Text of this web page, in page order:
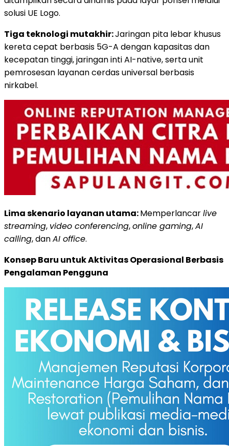
solusi UE Logo.
Tiga teknologi mutakhir:Jaringan pita lebar khusus
kereta cepat berbasis 5G-A dengan kapasitas dan
kecepatan tinggi, jaringan inti AI-native, serta unit
pemrosesan layanan cerdas universal berbasis
nirkabel.
Lima skenario layanan utama:Memperlancarlive
streaming, video conferencing,online gaming,AI
calling, danAI office.
Konsep Baru untuk Aktivitas Operasional Berbasis
Pengalaman Pengguna